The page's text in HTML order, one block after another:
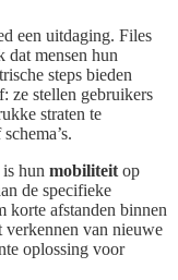
een uitdaging. Files
dat mensen hun
steps bieden
ze stellen gebruikers
straten te
is hun mobiliteit op
de specifieke
korte afstanden binnen
verkennen van nieuwe
oplossing voor